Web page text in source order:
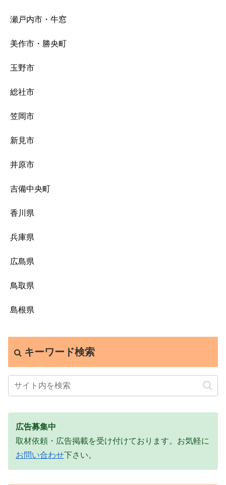
瀬戸内市・牛窓
美作市・勝央町
玉野市
総社市
笠岡市
新見市
井原市
吉備中央町
香川県
兵庫県
広島県
鳥取県
島根県
キーワード検索
広告募集中
取材依頼・広告掲載を受け付けております。お気軽に
お問い合わせ下さい。